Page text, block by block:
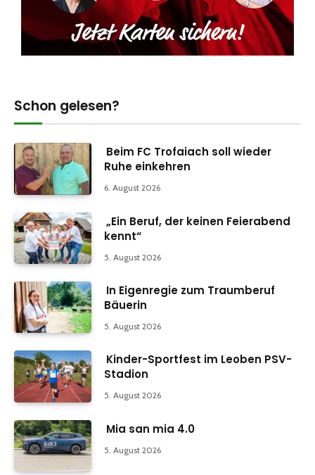
Schon gelesen?
Beim FC Trofaiach soll wieder
Ruhe einkehren
6. August 2026
„Ein Beruf, der keinen Feierabend
kennt“
5. August 2026
In Eigenregie zum Traumberuf
Bäuerin
5. August 2026
Kinder-Sportfest im Leoben PSV-
Stadion
5. August 2026
Mia san mia 4.0
5. August 2026